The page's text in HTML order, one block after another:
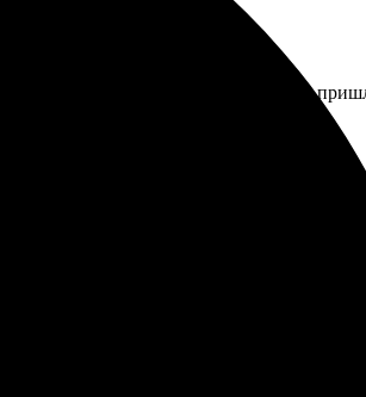
Поддержка не оперативная,
ту же картинку с искажениями, очень